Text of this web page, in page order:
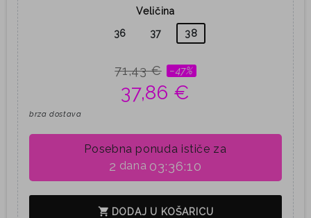
Veličina
36
37 38
71,43 € −47%
37,86 €
brza dostava
Posebna ponuda ističe za
2 dana 03:36:09
shopping_cart DODAJ U KOŠARICU